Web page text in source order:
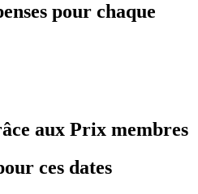
pour chaque
aux Prix membres
ces dates